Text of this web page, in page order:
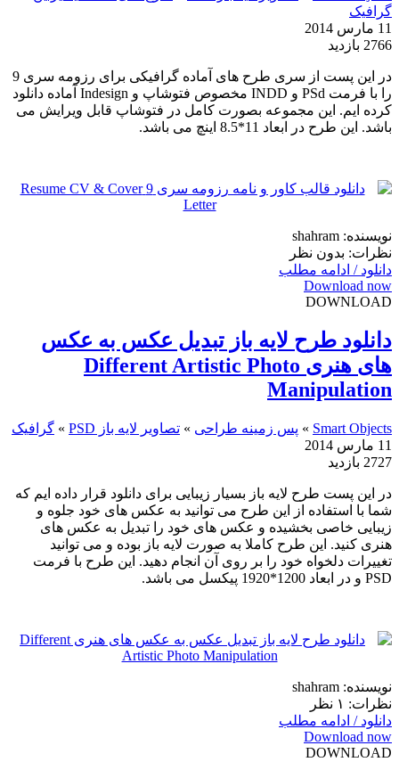
گرافیک
11 مارس 2014
2766 بازدید
در این پست از سری طرح های آماده گرافیکی برای رزومه سری 9
را با فرمت PSd و INDD مخصوص فتوشاپ و Indesign آماده دانلود
کرده ایم. این مجموعه بصورت کامل در فتوشاپ قابل ویرایش می
باشد. این طرح در ابعاد 11*8.5 اینچ می باشد.
نویسنده: shahram
نظرات: بدون نظر
دانلود / ادامه مطلب
Download now
DOWNLOAD
دانلود طرح لایه باز تبدیل عکس به عکس
های هنری Different Artistic Photo
Manipulation
Smart Objects
» پس زمینه طراحی » تصاویر لایه باز PSD » گرافیک
11 مارس 2014
2727 بازدید
در این پست طرح لایه باز بسیار زیبایی برای دانلود قرار داده ایم که
شما با استفاده از این طرح می توانید به عکس های خود جلوه و
زیبایی خاصی بخشیده و عکس های خود را تبدیل به عکس های
هنری کنید. این طرح کاملا به صورت لایه باز بوده و می توانید
تغییرات دلخواه خود را بر روی آن انجام دهید. این طرح با فرمت
PSD و در ابعاد 1200*1920 پیکسل می باشد.
نویسنده: shahram
نظرات: ۱ نظر
دانلود / ادامه مطلب
Download now
DOWNLOAD